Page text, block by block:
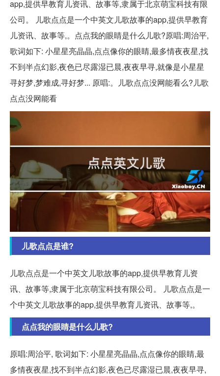
app,提供早教育儿资讯、故事等,隶属于北京萌宝科技有限
公司。 儿歌点点是一个中英文儿歌故事的app,提供早教育
儿资讯、故事等,。点点我的眼睛是什么儿歌?原唱:周治平,
歌词如下: 小星星亮晶晶,点点像你的眼睛,最多情夜夜星,找
不到半点幻影,夜色已尽露湿已晨,夜夜早寻,就像是小星星
寻好梦,梦难成,寻好梦... 原唱:。儿歌点点没网能看么?儿歌
点点没网能看
儿歌点点是谁?
儿歌点点是一个中英文儿歌故事的app,提供早教育儿资
讯、故事等,隶属于北京萌宝科技有限公司。 儿歌点点是一
个中英文儿歌故事的app,提供早教育儿资讯、故事等,。
点点我的眼睛是什么儿歌?
原唱:周治平, 歌词如下: 小星星亮晶晶,点点像你的眼睛,最
多情夜夜星,找不到半点幻影,夜色已尽露湿已晨,夜夜早寻,